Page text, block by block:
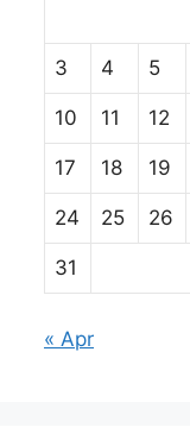
3 4 5
10 11 12
17 18 19
24 25 26
31
« Apr